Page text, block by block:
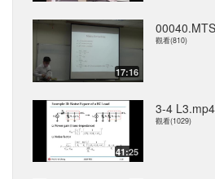
17:16
00040.MTS
觀看(810)
41:25
3-4 L3.mp4
觀看(1029)